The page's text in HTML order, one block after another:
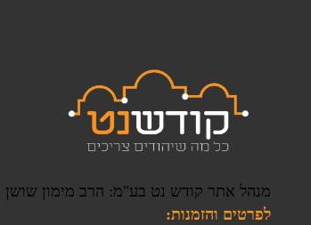
מנהל אתר קודש נט בע"מ: הרב מימון שושן
לפרטים והזמנות: